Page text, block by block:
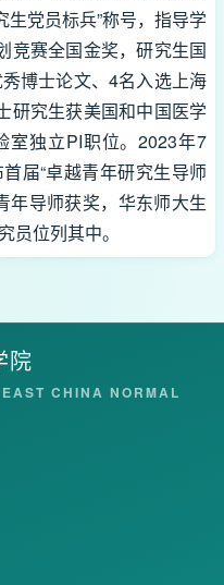
生党员标兵”称号，指导学
竞赛全国金奖，研究生国
博士论文、4名入选上海
研究生获美国和中国医学
室独立PI职位。2023年7
届“卓越青年研究生导师
年导师获奖，华东师大生
员位列其中。
院
CHINA NORMAL